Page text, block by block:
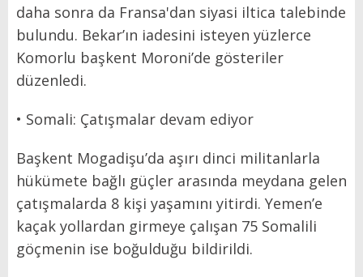
daha sonra da Fransa'dan siyasi iltica talebinde
bulundu. Bekar’ın iadesini isteyen yüzlerce
Komorlu başkent Moroni’de gösteriler
düzenledi.
• Somali: Çatışmalar devam ediyor
Başkent Mogadişu’da aşırı dinci militanlarla
hükümete bağlı güçler arasında meydana gelen
çatışmalarda 8 kişi yaşamını yitirdi. Yemen’e
kaçak yollardan girmeye çalışan 75 Somalili
göçmenin ise boğulduğu bildirildi.